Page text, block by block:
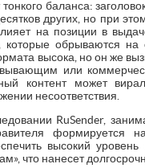
баланса:
других, но при
на позиции в
которые обрываются
высока, но он же
или
контент может
несоответствия.
RuSender,
формируется
высокий
что нанесет